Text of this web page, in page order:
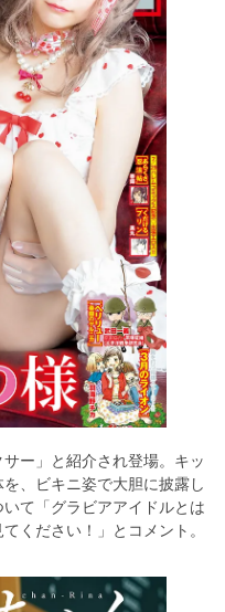
ー」と紹介され登場。キッ
、ビキニ姿で大胆に披露し
て「グラビアアイドルとは
ください！」とコメント。